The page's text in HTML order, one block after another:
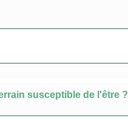
susceptible de l'être ?